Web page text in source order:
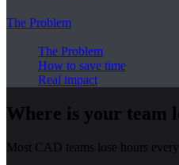
The Problem
The Problem
How to save time
Real impact
Where is your team
Most CAD teams lose hours